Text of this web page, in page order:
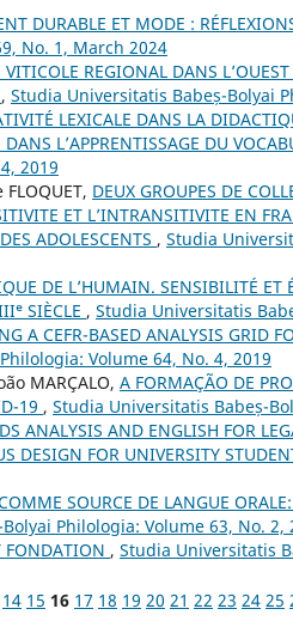
DURABLE ET MODE :
No. 1, March 2024
VITICOLE REGIONAL DANS
, Studia Universitatis Babeș-Bolyai
LEXICALE DANS LA
L’APPRENTISSAGE DU
2019
DEUX GROUPES DE
ET L’INTRANSITIVITE EN
ADOLESCENTS , Studia
DE L’HUMAIN. SENSIBILITÉ
SIÈCLE , Studia Universitatis
A CEFR-BASED ANALYSIS GRID
Volume 64, No. 4, 2019
MARÇALO, A FORMAÇÃO DE
19 , Studia Universitatis Babeș-
ANALYSIS AND ENGLISH FOR
DESIGN FOR UNIVERSITY
SOURCE DE LANGUE
Philologia: Volume 63, No. 2,
FONDATION , Studia Universitatis
14 15 16 17 18 19 20 21 22 23 24 25